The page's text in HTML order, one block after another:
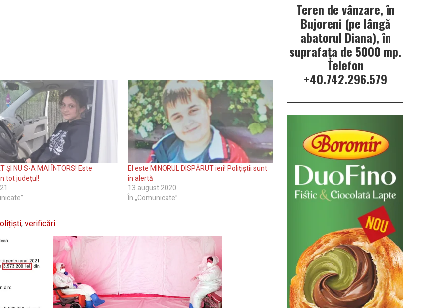
ȘI NU S-A MAI ÎNTORS! Este
tot județul!
El este MINORUL DISPĂRUT ieri! Polițiștii sunt
în alertă
13 august 2020
În „Comunicate”
, verificări
Teren de vânzare, în
Bujoreni (pe lângă
abatorul Diana), în
suprafața de 5000 mp.
Telefon
+40.742.296.579